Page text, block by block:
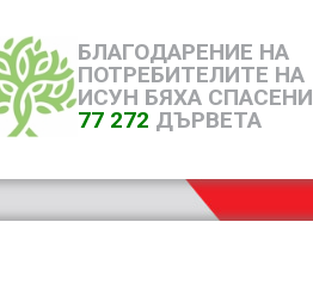
БЛАГОДАРЕНИЕ НА
ПОТРЕБИТЕЛИТЕ НА
ИСУН БЯХА СПАСЕНИ
77 272 ДЪРВЕТА